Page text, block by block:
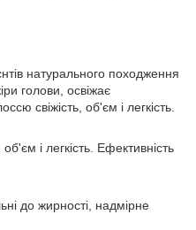
натурального походження
голови, освіжає
свіжість, об'єм і легкість.
і легкість. Ефективність
до жирності, надмірне